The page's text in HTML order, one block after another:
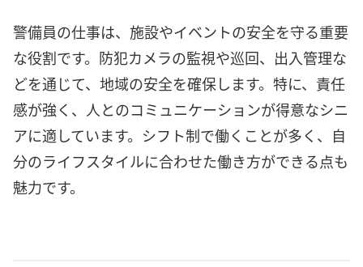
警備員の仕事は、施設やイベントの安全を守る重要
な役割です。防犯カメラの監視や巡回、出入管理な
どを通じて、地域の安全を確保します。特に、責任
感が強く、人とのコミュニケーションが得意なシニ
アに適しています。シフト制で働くことが多く、自
分のライフスタイルに合わせた働き方ができる点も
魅力です。